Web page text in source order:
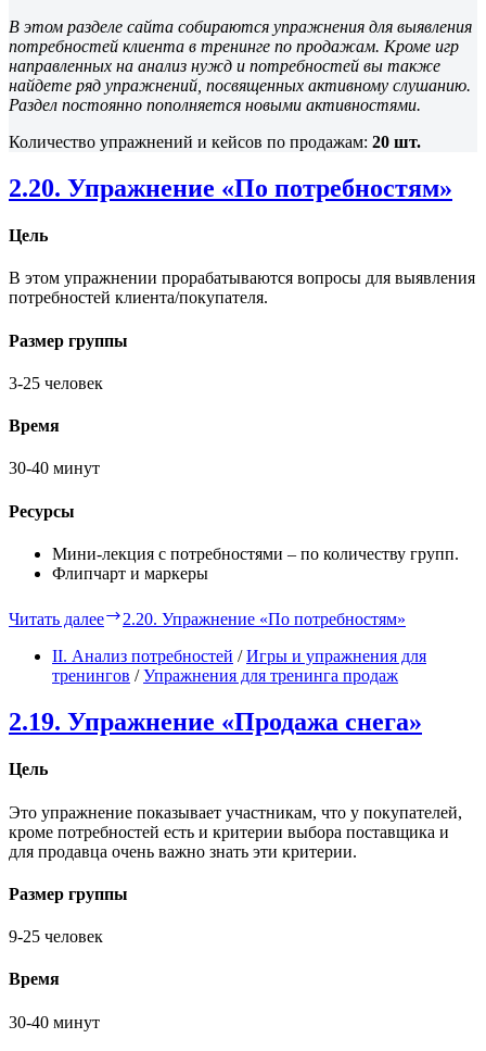
В этом разделе сайта собираются упражнения для выявления
потребностей клиента в тренинге по продажам. Кроме игр
направленных на анализ нужд и потребностей вы также
найдете ряд упражнений, посвященных активному слушанию.
Раздел постоянно пополняется новыми активностями.
Количество упражнений и кейсов по продажам: 20 шт.
2.20. Упражнение «По потребностям»
Цель
В этом упражнении прорабатываются вопросы для выявления
потребностей клиента/покупателя.
Размер группы
3-25 человек
Время
30-40 минут
Ресурсы
Мини-лекция с потребностями – по количеству групп.
Флипчарт и маркеры
Читать далее
2.20. Упражнение «По потребностям»
II. Анализ потребностей /Игры и упражнения для
тренингов /Упражнения для тренинга продаж
2.19. Упражнение «Продажа снега»
Цель
Это упражнение показывает участникам, что у покупателей,
кроме потребностей есть и критерии выбора поставщика и
для продавца очень важно знать эти критерии.
Размер группы
9-25 человек
Время
30-40 минут